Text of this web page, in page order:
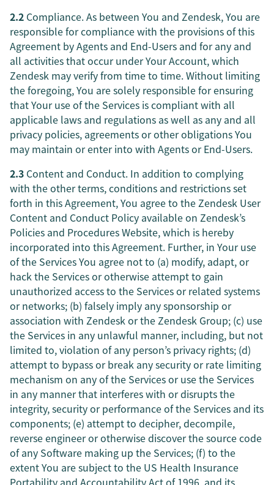
2.2 Compliance. As between You and Zendesk, You are
responsible for compliance with the provisions of this
Agreement by Agents and End-Users and for any and
all activities that occur under Your Account, which
Zendesk may verify from time to time. Without limiting
the foregoing, You are solely responsible for ensuring
that Your use of the Services is compliant with all
applicable laws and regulations as well as any and all
privacy policies, agreements or other obligations You
may maintain or enter into with Agents or End-Users.
2.3 Content and Conduct. In addition to complying
with the other terms, conditions and restrictions set
forth in this Agreement, You agree to the Zendesk User
Content and Conduct Policy available on Zendesk’s
Policies and Procedures Website, which is hereby
incorporated into this Agreement. Further, in Your use
of the Services You agree not to (a) modify, adapt, or
hack the Services or otherwise attempt to gain
unauthorized access to the Services or related systems
or networks; (b) falsely imply any sponsorship or
association with Zendesk or the Zendesk Group; (c) use
the Services in any unlawful manner, including, but not
limited to, violation of any person’s privacy rights; (d)
attempt to bypass or break any security or rate limiting
mechanism on any of the Services or use the Services
in any manner that interferes with or disrupts the
integrity, security or performance of the Services and its
components; (e) attempt to decipher, decompile,
reverse engineer or otherwise discover the source code
of any Software making up the Services; (f) to the
extent You are subject to the US Health Insurance
Portability and Accountability Act of 1996, and its